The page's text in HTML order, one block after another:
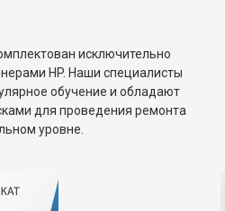
исключительно
HP. Наши специалисты
обучение и обладают
для проведения ремонта
уровне.